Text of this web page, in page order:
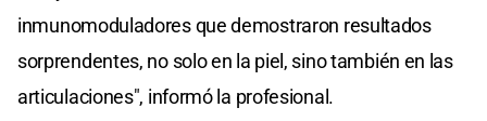
inmunomoduladores que demostraron resultados
sorprendentes, no solo en la piel, sino también en las
articulaciones", informó la profesional.